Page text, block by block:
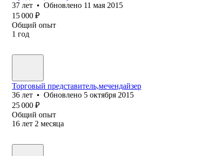
37 лет • Обновлено 11 мая 2015
15 000 ₽
Общий опыт
1 год
Торговый представитель,мечендайзер
36 лет • Обновлено 5 октября 2015
25 000 ₽
Общий опыт
16 лет 2 месяца